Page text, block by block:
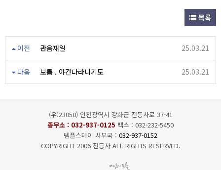
목록
이전 관음재일 25.03.21
다음 보름 . 야간다라니기도 25.03.21
(우:23050) 인천광역시 강화군 전등사로 37-41
종무소 : 032-937-0125 팩스 : 032-232-5450
템플스테이 사무국 : 032-937-0152
COPYRIGHT 2006 전등사 ALL RIGHTS RESERVED.